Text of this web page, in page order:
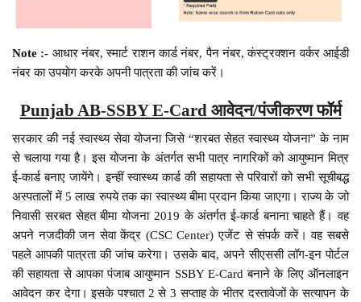
Note :- आधार नंबर, स्मार्ट राशन कार्ड नंबर, पैन नंबर, कंस्ट्रक्शन वर्कर आईडी
नंबर का उपयोग करके अपनी पात्रता की जांच करें।
Punjab AB-SSBY E-Card आवेदन/पंजीकरण फॉर्म
सरकार की नई स्वास्थ्य सेवा योजना जिसे “शरबत सेहत स्वास्थ्य योजना” के नाम
से चलाया गया है। इस योजना के अंतर्गत सभी पात्र नागरिकों को आयुष्मान मित्र
ई-कार्ड बनाए जायेंगे। इन्हीं स्वास्थ्य कार्ड की सहायता से परिवारों को सभी सूचीबद्ध
अस्पतालों में 5 लाख रुपये तक का स्वास्थ्य बीमा प्रदान किया जाएगा। राज्य के जो
निवासी सरबत सेहत बीमा योजना 2019 के अंतर्गत ई-कार्ड बनाना चाहते हैं। वह
अपने नजदीकी जन सेवा केंद्र (CSC Center) एजेंट से संपर्क करें। वह सबसे
पहले आपकी पात्रता की जांच करेगा। उसके बाद, अपने सीएससी लॉग-इन पोर्टल
की सहायता से आपका पंजाब आयुष्मान SSBY E-Card बनाने के लिए ऑनलाइन
आवेदन कर देगा। इसके पश्चात 2 से 3 सप्ताह के भीतर दस्तावेजों के सत्यापन के